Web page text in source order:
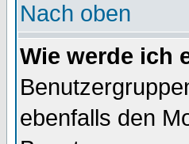
Nach oben
Wie werde ich
ebenfalls den